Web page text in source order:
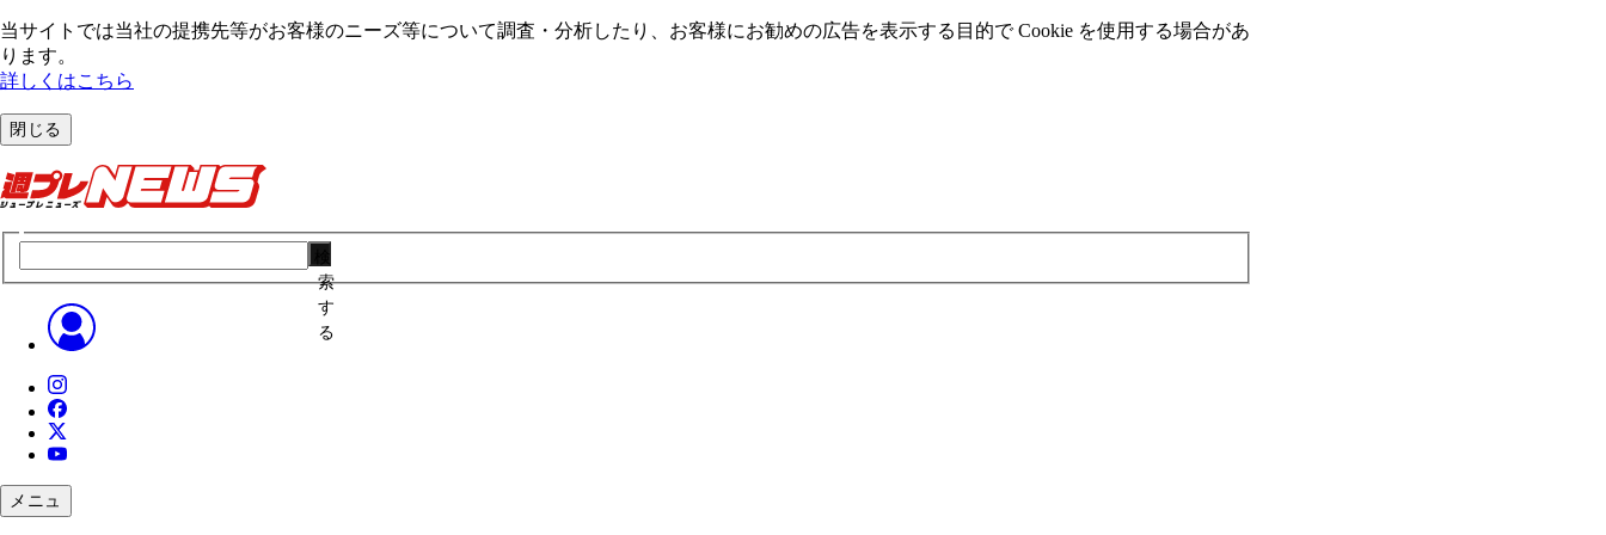
当サイトでは当社の提携先等がお客様のニーズ等について調査・分析したり、お客様にお勧めの広告を表⽰する⽬的で Cookie を使⽤する場合があ
ります。
詳しくはこちら
閉じる
索
す
る
メニュ